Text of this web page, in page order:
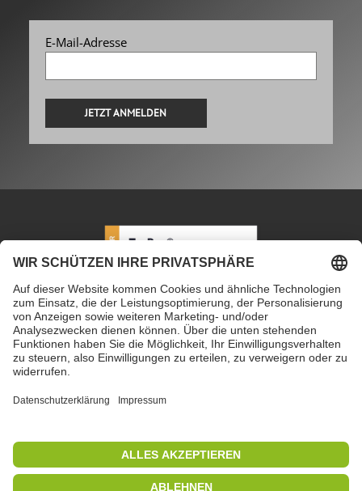
E-Mail-Adresse
Alternative:
PETEC Verbindungstechnik GmbH | Wüstenbuch 26
96132 Schlüsselfeld | Deutschland | +49 9555 80994
0 | info@petec.de